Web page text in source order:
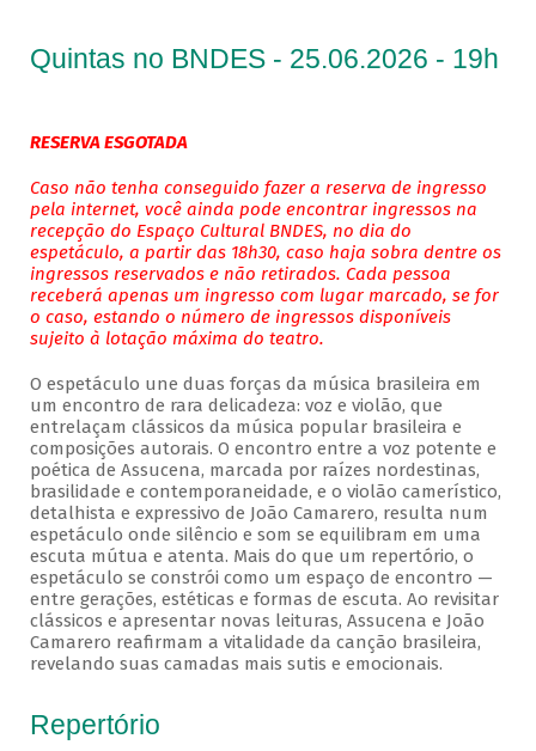
Quintas no BNDES - 25.06.2026 - 19h
RESERVA ESGOTADA
Caso não tenha conseguido fazer a reserva de ingresso
pela internet, você ainda pode encontrar ingressos na
recepção do Espaço Cultural BNDES, no dia do
espetáculo, a partir das 18h30, caso haja sobra dentre os
ingressos reservados e não retirados. Cada pessoa
receberá apenas um ingresso com lugar marcado, se for
o caso, estando o número de ingressos disponíveis
sujeito à lotação máxima do teatro.
O espetáculo une duas forças da música brasileira em
um encontro de rara delicadeza: voz e violão, que
entrelaçam clássicos da música popular brasileira e
composições autorais. O encontro entre a voz potente e
poética de Assucena, marcada por raízes nordestinas,
brasilidade e contemporaneidade, e o violão camerístico,
detalhista e expressivo de João Camarero, resulta num
espetáculo onde silêncio e som se equilibram em uma
escuta mútua e atenta. Mais do que um repertório, o
espetáculo se constrói como um espaço de encontro —
entre gerações, estéticas e formas de escuta. Ao revisitar
clássicos e apresentar novas leituras, Assucena e João
Camarero reafirmam a vitalidade da canção brasileira,
revelando suas camadas mais sutis e emocionais.
Repertório